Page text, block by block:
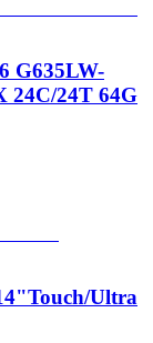
G635LW-
24C/24T 64G
Ultra